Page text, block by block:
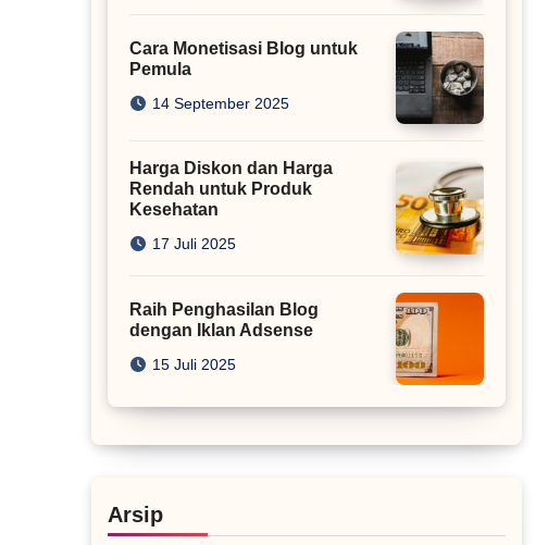
Cara Monetisasi Blog untuk
Pemula
14 September 2025
Harga Diskon dan Harga
Rendah untuk Produk
Kesehatan
17 Juli 2025
Raih Penghasilan Blog
dengan Iklan Adsense
15 Juli 2025
Arsip